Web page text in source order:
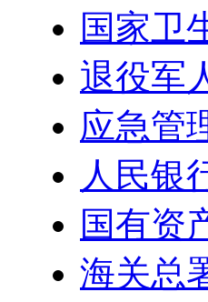
国家卫
退役军
应急管
人民银
国有资
海关总